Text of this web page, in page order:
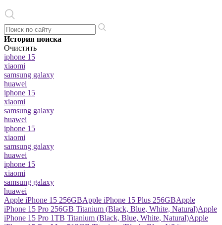
История поиска
Очистить
iphone 15
xiaomi
samsung galaxy
huawei
iphone 15
xiaomi
samsung galaxy
huawei
iphone 15
xiaomi
samsung galaxy
huawei
iphone 15
xiaomi
samsung galaxy
huawei
Apple iPhone 15 256GBApple iPhone 15 Plus 256GBApple
iPhone 15 Pro 256GB Titanium (Black, Blue, White, Natural)Apple
iPhone 15 Pro 1TB Titanium (Black, Blue, White, Natural)Apple